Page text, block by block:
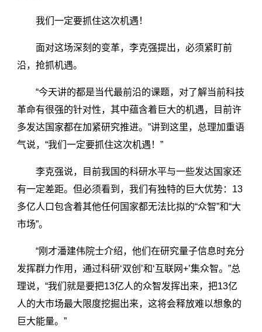
我们一定要抓住这次机遇！
面对这场深刻的变革，李克强提出，必须紧盯前
沿，抢抓机遇。
“今天讲的都是当代最前沿的课题，对了解当前科技
革命有很强的针对性，其中蕴含着巨大的机遇，目前许
多发达国家都在加紧研究推进。”讲到这里，总理加重语
气说，“我们一定要抓住这次机遇！”
李克强说，目前我国的科研水平与一些发达国家还
有一定差距。但必须看到，我们有独特的巨大优势：13
多亿人口包含着其他任何国家都无法比拟的“众智”和“大
市场”。
“刚才潘建伟院士介绍，他们在研究量子信息时充分
发挥群力作用，通过科研‘双创’和‘互联网+’集众智。”总
理说，“我们就是要把13亿人的众智发挥出来，把13亿
人的大市场最大限度挖掘出来，这将会释放难以想象的
巨大能量。”